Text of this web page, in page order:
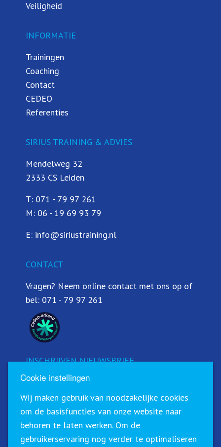
Veiligheid
INFORMATIE
Trainingen
Coaching
Contact
CEDEO
Referenties
SIRIUS TRAINING & ADVIES
Mendelweg 32
2333 CS Leiden
T: 071 - 79 97 261
M: 06 - 19 69 93 79
E: info@siriustraining.nl
CONTACT
Vragen? Neem online contact met ons op of
bel: 071 - 79 97 261
INSCHRIJVEN NIEUWSBRIEF
Schrijf u in voor onze nieuwsbrief!
Cookie instellingen
Wij maken gebruik van noodzakelijke cookies
om de basisfuncties van onze website naar
behoren te laten werken. Om de
gebruikerservaring nog verder te optimaliseren